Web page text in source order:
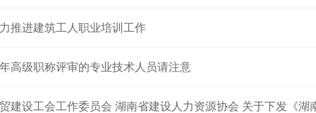
推进建筑工人职业培训工作
高级职称评审的专业技术人员请注意
工会工作委员会 湖南省建设人力资源协会 关于下发《湖南省进一步推进建筑系统“农民工素质